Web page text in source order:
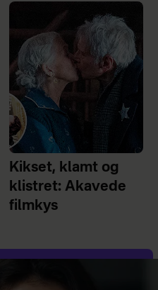
Kikset, klamt og
klistret: Akavede
filmkys